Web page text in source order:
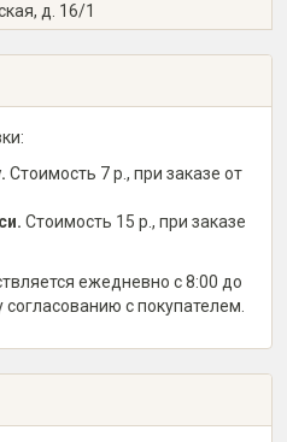
д. 16/1
Стоимость 7 р., при заказе от
Стоимость 15 р., при заказе
ежедневно с 8:00 до
с покупателем.